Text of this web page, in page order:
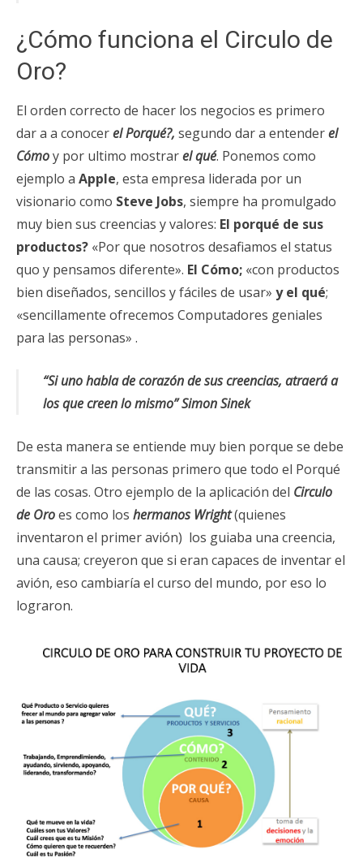
¿Cómo funciona el Circulo de
Oro?
El orden correcto de hacer los negocios es primero
dar a a conocerel Porqué?, segundo dar a entenderel
Cómoy por ultimo mostrarel qué. Ponemos como
ejemplo a Apple, esta empresa liderada por un
visionario como Steve Jobs, siempre ha promulgado
muy bien sus creencias y valores: El porqué de sus
productos? «Por que nosotros desafiamos el status
quo y pensamos diferente». El Cómo; «con productos
bien diseñados, sencillos y fáciles de usar» y el qué;
«sencillamente ofrecemos Computadores geniales
para las personas» .
“Si uno habla de corazón de sus creencias, atraerá a
los que creen lo mismo”Simon Sinek
De esta manera se entiende muy bien porque se debe
transmitir a las personas primero que todo el Porqué
de las cosas. Otro ejemplo de la aplicación del Circulo
de Oroes como los hermanos Wright(quienes
inventaron el primer avión) los guiaba una creencia,
una causa; creyeron que si eran capaces de inventar el
avión, eso cambiaría el curso del mundo, por eso lo
lograron.